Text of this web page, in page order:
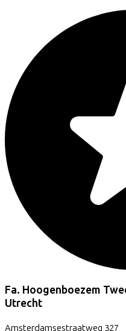
Fa. Hoogenboezem
Utrecht
Amsterdamsestraatweg 327